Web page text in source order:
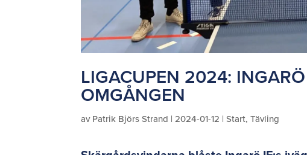
LIGACUPEN 2024:
OMGÅNGEN
avPatrik Björs Strand |2024-01-12 |Start,Tävling